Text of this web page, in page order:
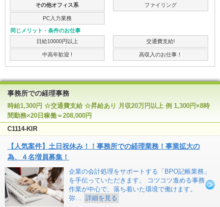
その他オフィス系
ファイリング
PC入力業務
同じメリット・条件のお仕事
日給10000円以上
交通費支給!
中高年歓迎 ! 高収入のお仕事！
事務所での経理事務
時給1,300円 ☆交通費支給 ☆昇給あり 月収20万円以上 例 1,300円×8時
間勤務×20日稼働＝208,000円
C1114-KIR
【人気案件】土日祝休み！！事務所での経理業務！事業拡大の
為、４名増員募集！
企業の会計処理をサポートする「BPO記帳業務」
を手伝っていただきます。 コツコツ進める事務
作業が中心で、落ち着いた環境で働けます。
弥…
詳細を見る